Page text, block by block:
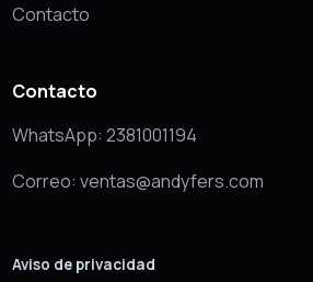
Contacto
Contacto
WhatsApp: 2381001194
Correo: ventas@andyfers.com
Aviso de privacidad